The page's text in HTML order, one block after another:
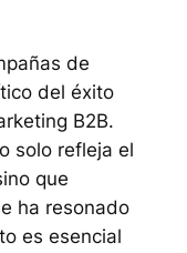
de
del éxito
B2B.
solo refleja el
que
ha resonado
es esencial